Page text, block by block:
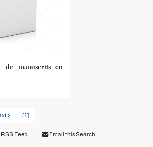
manuscrits en
[3]
Feed — Email this Search
—